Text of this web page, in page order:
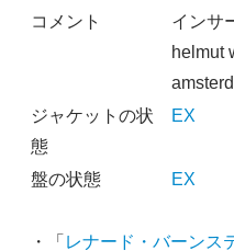
コメント
インサ
helmut
ジャケットの状
態
EX
盤の状態 EX
・「 レナード・バーンス